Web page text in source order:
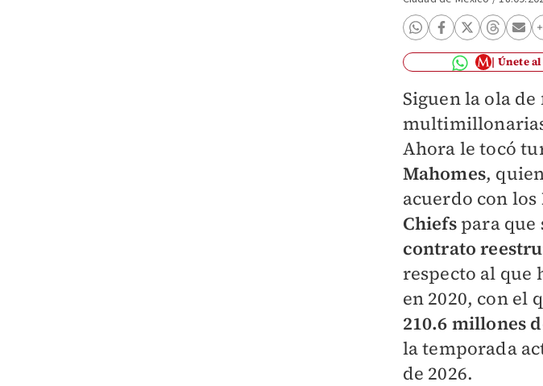
Únete
Siguen la ola
Ahora le tocó
Mahomes,
acuerdo con los
Chiefs para que
contrato
respecto al que
en 2020, con el
210.6 millones
la temporada
de 2026.